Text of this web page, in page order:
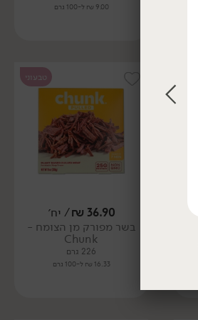
9.00 ₪ ל-100 גרם
טבעוני
36.90
₪/ יח׳
בשר מפורק מן הצומח -
Chunk
226 גרם
16.33 ₪ ל-100 גרם
15.90
₪/ יח׳
משקה אורז שקדים אורגני -
VITARIZ